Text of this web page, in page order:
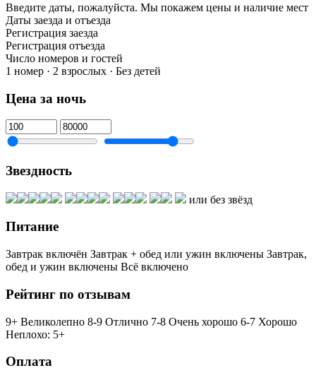
Введите даты, пожалуйста. Мы покажем цены и наличие мест
Даты заезда и отъезда
Регистрация заезда
Регистрация отъезда
Число номеров и гостей
1 номер · 2 взрослых · Без детей
Цена за ночь
Звездность
или без звёзд
Питание
Завтрак включён Завтрак + обед или ужин включены Завтрак,
обед и ужин включены Всё включено
Рейтинг по отзывам
9+ Великолепно 8-9 Отлично 7-8 Очень хорошо 6-7 Хорошо
Неплохо: 5+
Оплата